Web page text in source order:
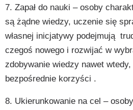
7. Zapał do nauki – osoby
są żądne wiedzy, uczenie się
własnej inicjatywy podejmują
czegoś nowego i rozwijać w
zdobywanie wiedzy nawet
bezpośrednie korzyści .
8. Ukierunkowanie na cel –